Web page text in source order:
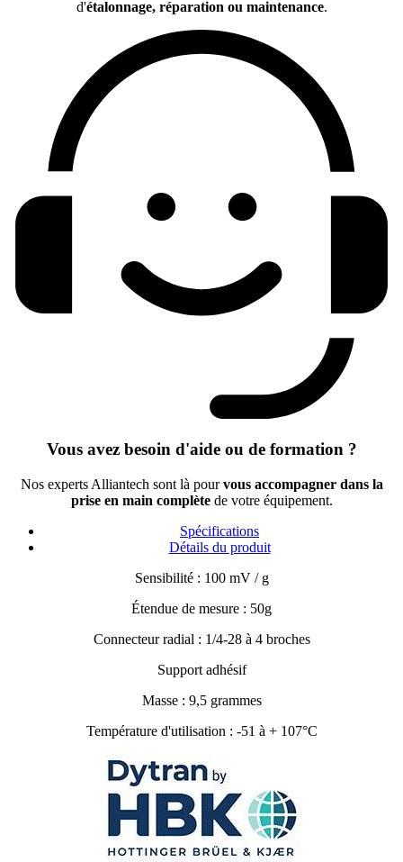
d'étalonnage, réparation ou maintenance.
Vous avez besoin d'aide ou de formation ?
Nos experts Alliantech sont là pourvous accompagner dans la
prise en main complètede votre équipement.
Spécifications
Détails du produit
Sensibilité : 100 mV / g
Étendue de mesure : 50g
Connecteur radial : 1/4-28 à 4 broches
Support adhésif
Masse : 9,5 grammes
Température d'utilisation : -51 à + 107°C